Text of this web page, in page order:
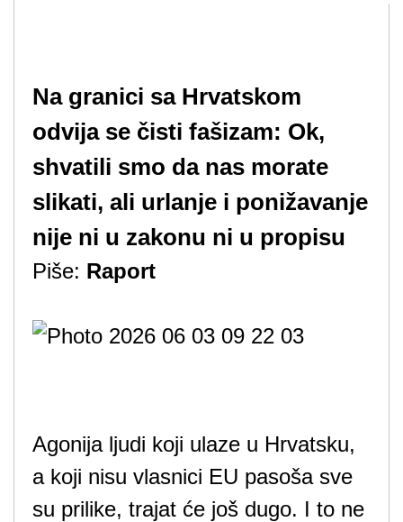
Na granici sa Hrvatskom
odvija se čisti fašizam: Ok,
shvatili smo da nas morate
slikati, ali urlanje i ponižavanje
nije ni u zakonu ni u propisu
Piše: Raport
Agonija ljudi koji ulaze u Hrvatsku,
a koji nisu vlasnici EU pasoša sve
su prilike, trajat će još dugo. I to ne